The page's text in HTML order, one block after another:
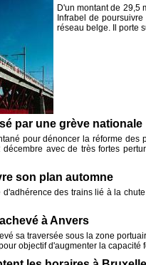
D'un montant de 29,5
Infrabel de
réseau belge. Il porte
par une grève nationale
pour dénoncer la réforme
avec de très fortes
son plan automne
des trains lié à la
à Anvers
sa traversée sous la zone
objectif d'augmenter la capacité